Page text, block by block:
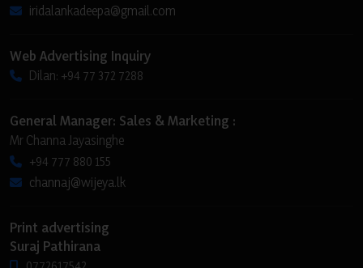
iridalankadeepa@gmail.com
Web Advertising Inquiry
Dilan: +94 77 372 7288
General Manager: Sales & Marketing :
Mr Channa Jayasinghe
+94 777 880 155
channaj@wijeya.lk
Print advertising
Suraj Pathirana